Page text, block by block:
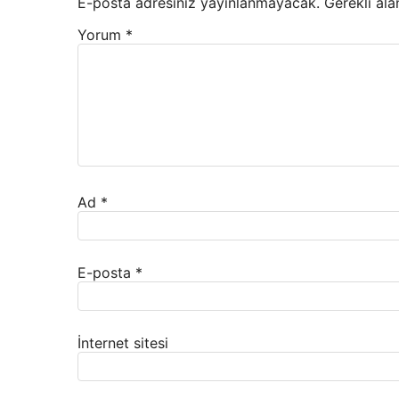
Yorum *
Ad *
E-posta *
İnternet sitesi